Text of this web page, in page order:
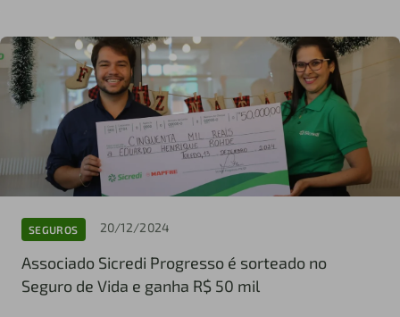
SEGUROS 20/12/2024
Associado Sicredi Progresso é sorteado no
Seguro de Vida e ganha R$ 50 mil